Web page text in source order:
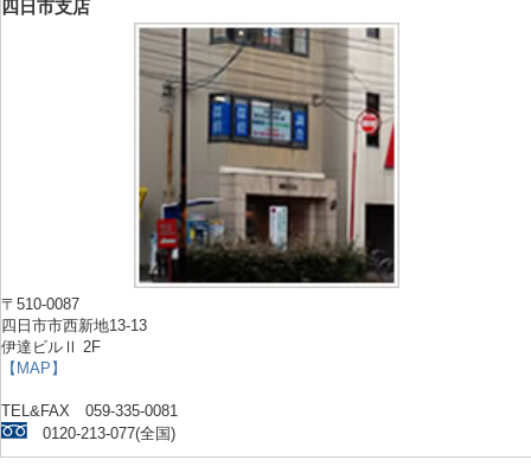
四日市支店
〒510-0087
四日市市西新地13-13
伊達ビルⅡ 2F
【MAP】
TEL&FAX 059-335-0081
0120-213-077(全国)